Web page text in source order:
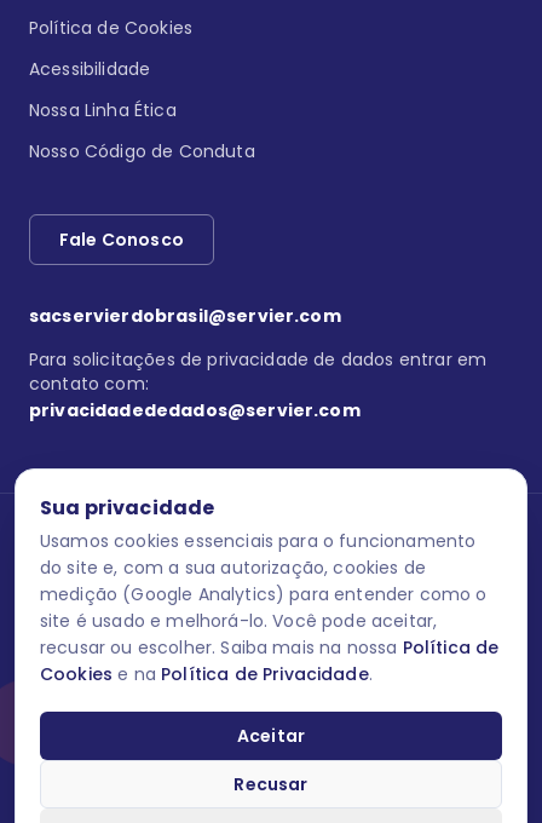
Sua privacidade
Usamos cookies essenciais para o funcionamento
do site e, com a sua autorização, cookies de
medição (Google Analytics) para entender como o
site é usado e melhorá-lo. Você pode aceitar,
recusar ou escolher. Saiba mais na nossa Política de
Cookies e na Política de Privacidade.
Aceitar
Recusar
Política de Cookies
Acessibilidade
Nossa Linha Ética
Nosso Código de Conduta
Fale Conosco
sacservierdobrasil@servier.com
Para solicitações de privacidade de dados entrar em
contato com:
privacidadededados@servier.com
Se estiver no programa semprecuidando, comunique aquiuma
reação adversa com os produtos Servier. Este site contém
informações para o público leigo e para os profissionais de saúde
do Brasil habilitados a prescrever medicamentos. M-AS ONE-BR-
202606-00013 / Agosto 2026.
O laboratório Servier do Brasil respeita os seus dados! Caso deseje
dados pessoais você pode fazê-lo a qualquer momento entrando
em contato através do site www.semprecuidando.com.br na opção
fale conosco.